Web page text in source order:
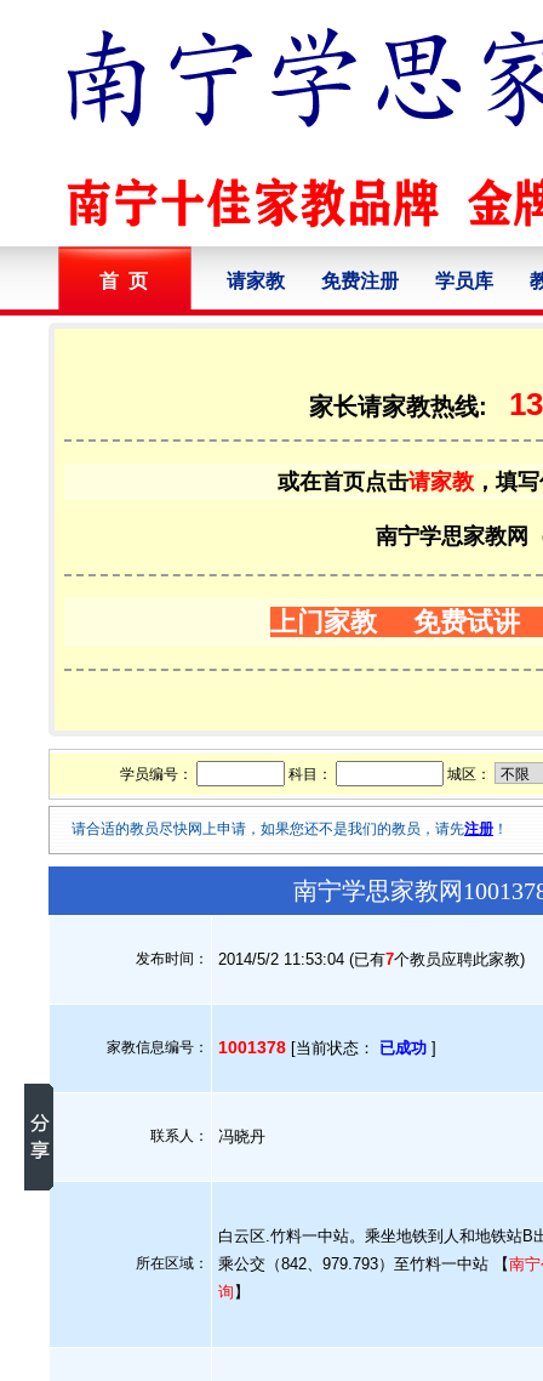
首 页 请家教 免费注册 学员库
家长请家教热线:
或在首页点击请家教 ，填
南宁学思家教网
上门家教 免费试讲
学员编号： 科目： 城区：
请合适的教员尽快网上申请，如果您还不是我们的教员，请先注册 ！
南宁学思家教网
发布时间： 2014/5/2 11:53:04 (已有7个教员应聘此家教)
家教信息编号： 1001378 [当前状态： 已成功 ]
联系人： 冯晓丹
所在区域：
白云区.竹料一中站。乘坐地铁到人和地铁站B
乘公交（842、979.793）至竹料一中站 【南
询 】